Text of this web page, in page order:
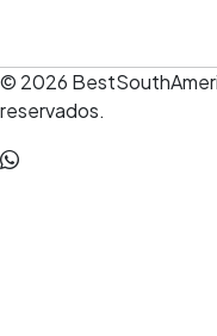
© 2026
reservados.